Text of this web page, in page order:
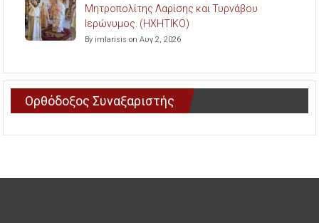
Μητροπολίτης Λαρίσης και Τυρνάβου
Ιερώνυμος. (ΗΧΗΤΙΚΟ)
By imlarisis on Αυγ 2, 2026
Ορθόδοξος Συναξαριστής